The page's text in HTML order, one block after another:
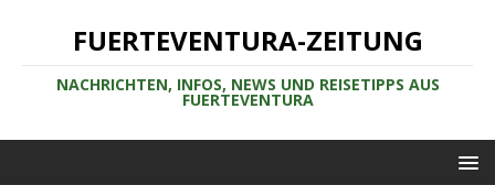
FUERTEVENTURA-ZEITUNG
NACHRICHTEN, INFOS, NEWS UND REISETIPPS AUS
FUERTEVENTURA